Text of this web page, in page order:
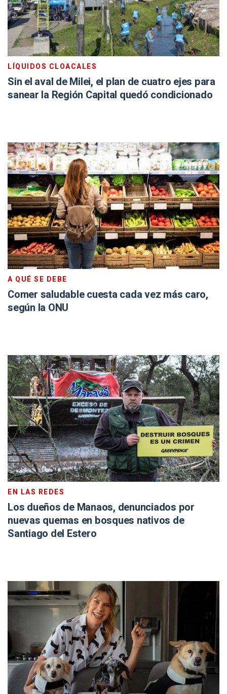
LÍQUIDOS CLOACALES
Sin el aval de Milei, el plan de cuatro ejes para
sanear la Región Capital quedó condicionado
A QUÉ SE DEBE
Comer saludable cuesta cada vez más caro,
según la ONU
EN LAS REDES
Los dueños de Manaos, denunciados por
nuevas quemas en bosques nativos de
Santiago del Estero